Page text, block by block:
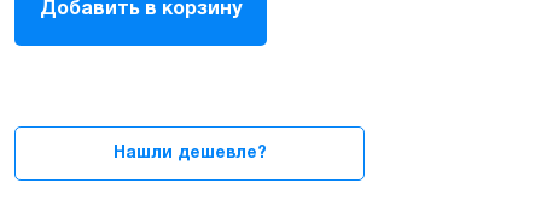
правый/
левый
2020
Добавить в корзину
Нашли дешевле?